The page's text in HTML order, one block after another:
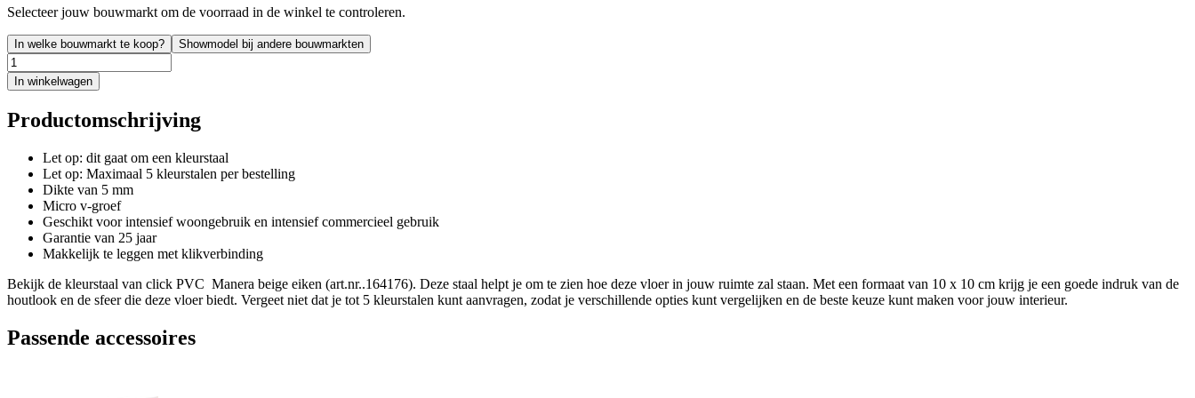
Selecteer jouw bouwmarkt om de voorraad in de winkel te controleren.
In welke bouwmarkt te koop? Showmodel bij andere bouwmarkten
In winkelwagen
Productomschrijving
Let op: dit gaat om een kleurstaal
Let op: Maximaal 5 kleurstalen per bestelling
Dikte van 5 mm
Micro v-groef
Geschikt voor intensief woongebruik en intensief commercieel gebruik
Garantie van 25 jaar
Makkelijk te leggen met klikverbinding
Bekijk de kleurstaal van click PVC Manera beige eiken (art.nr..164176). Deze staal helpt je om te zien hoe deze vloer in jouw ruimte zal staan. Met een formaat van 10 x 10 cm krijg je een goede indruk van de
houtlook en de sfeer die deze vloer biedt. Vergeet niet dat je tot 5 kleurstalen kunt aanvragen, zodat je verschillende opties kunt vergelijken en de beste keuze kunt maken voor jouw interieur.
Passende accessoires